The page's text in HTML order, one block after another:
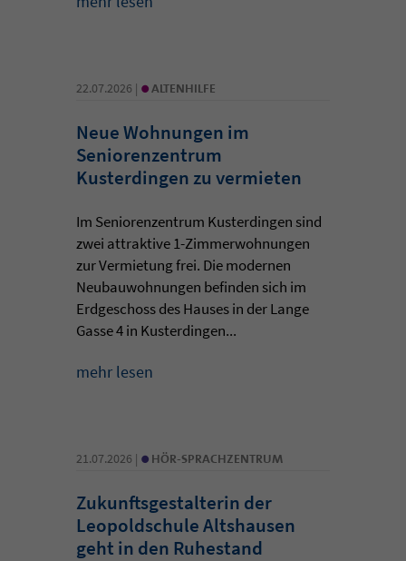
22.07.2026 | • ALTENHILFE
Neue Wohnungen im
Seniorenzentrum
Kusterdingen zu vermieten
Im Seniorenzentrum Kusterdingen sind
zwei attraktive 1-Zimmerwohnungen
zur Vermietung frei. Die modernen
Neubauwohnungen befinden sich im
Erdgeschoss des Hauses in der Lange
Gasse 4 in Kusterdingen...
mehr lesen
21.07.2026 | • HÖR-SPRACHZENTRUM
Zukunftsgestalterin der
Leopoldschule Altshausen
geht in den Ruhestand